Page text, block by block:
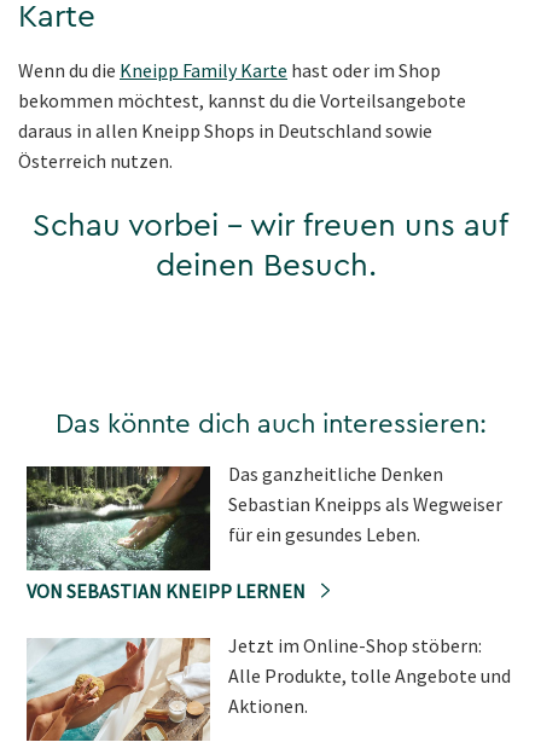
Karte
Wenn du die Kneipp Family Karte hast oder im Shop
bekommen möchtest, kannst du die Vorteilsangebote
daraus in allen Kneipp Shops in Deutschland sowie
Österreich nutzen.
Schau vorbei – wir freuen uns auf
deinen Besuch.
Das könnte dich auch interessieren:
Das ganzheitliche Denken
Sebastian Kneipps als Wegweiser
für ein gesundes Leben.
VON SEBASTIAN KNEIPP LERNEN
Jetzt im Online-Shop stöbern:
Alle Produkte, tolle Angebote und
Aktionen.